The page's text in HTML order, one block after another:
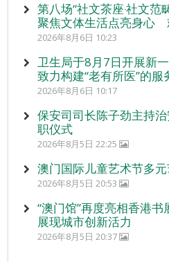
第八场“社文茶座‧社文
聚焦文体生活点亮身心
2026年8月6日 10:23
卫生局于8月7日开展新
致力构建“老有所医”的服
2026年8月6日 10:17
保安司司长陈子劲主持
职仪式
2026年8月5日 22:25
澳门国际儿童艺术节多
2026年8月5日 20:53
“澳门馆”再度亮相香港
展现城市创新活力
2026年8月5日 20:37